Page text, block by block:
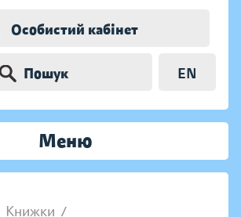
Особистий кабінет
Пошук EN
Меню
Книжки /